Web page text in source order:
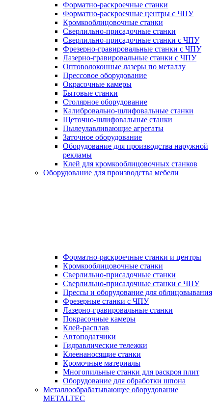
Форматно-раскроечные станки
Форматно-раскроечные центры с ЧПУ
Кромкооблицовочные станки
Сверлильно-присадочные станки
Сверлильно-присадочные станки с ЧПУ
Фрезерно-гравировальные станки с ЧПУ
Лазерно-гравировальные станки с ЧПУ
Оптоволоконные лазеры по металлу
Прессовое оборудование
Окрасочные камеры
Бытовые станки
Столярное оборудование
Калибровально-шлифовальные станки
Щеточно-шлифовальные станки
Пылеулавливающие агрегаты
Заточное оборудование
Оборудование для производства наружной
рекламы
Клей для кромкооблицовочных станков
Оборудование для производства мебели
Форматно-раскроечные станки и центры
Кромкооблицовочные станки
Сверлильно-присадочные станки
Сверлильно-присадочные станки с ЧПУ
Прессы и оборудование для облицовывания
Фрезерные станки с ЧПУ
Лазерно-гравировальные станки
Покрасочные камеры
Клей-расплав
Автоподатчики
Гидравлические тележки
Клеенаносящие станки
Кромочные материалы
Многопильные станки для раскроя плит
Оборудование для обработки шпона
Металлообрабатывающее оборудование
METALTEC